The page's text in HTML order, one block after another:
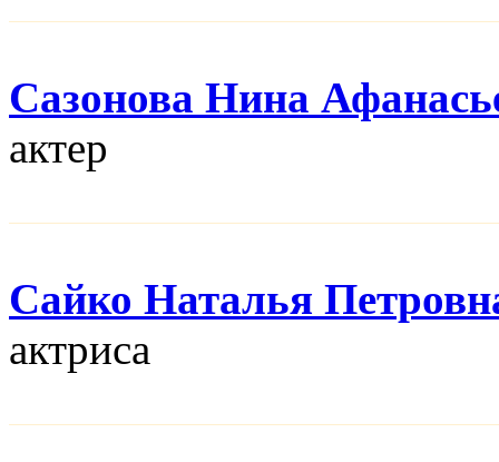
Сазонова Нина
актер
Сайко Наталья
актриса